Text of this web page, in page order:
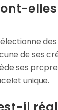
elles
de ses
ses
unique.